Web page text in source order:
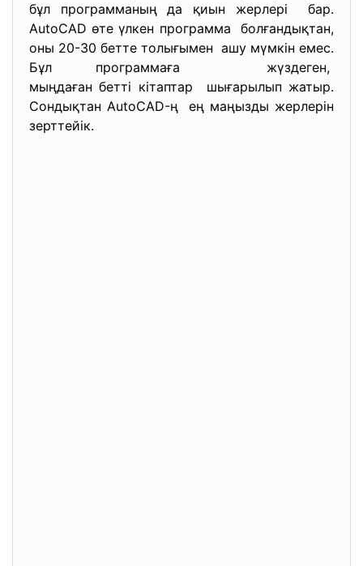
бұл программаның да қиын жерлері бар.
AutoCAD өте үлкен программа болғандықтан,
оны 20-30 бетте толығымен ашу мүмкін емес.
Бұл программаға жүздеген,
мыңдаған бетті кітаптар шығарылып жатыр.
Сондықтан AutoCAD-ң ең маңызды жерлерін
зерттейік.